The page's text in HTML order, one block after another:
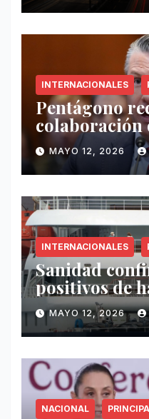
INTERNACIONALES
Pentágono
colaboración
exige mayor
antidrogas
MAYO 12, 2026
INTERNACIONALES
Sanidad
positivos de
vinculados al
Hondius
MAYO 12, 2026
NACIONAL